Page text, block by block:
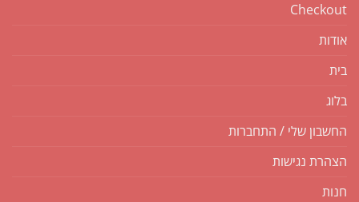
Checkout
אודות
בית
בלוג
החשבון שלי / התחברות
הצהרת נגישות
חנות